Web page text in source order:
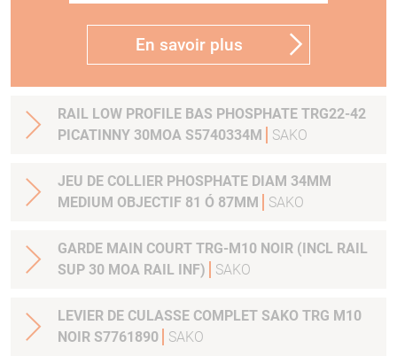
En savoir plus
RAIL LOW PROFILE BAS PHOSPHATE TRG22-42
PICATINNY 30MOA S5740334M
SAKO
JEU DE COLLIER PHOSPHATE DIAM 34MM
MEDIUM OBJECTIF 81 Ó 87MM
SAKO
GARDE MAIN COURT TRG-M10 NOIR (INCL RAIL
SUP 30 MOA RAIL INF)
SAKO
LEVIER DE CULASSE COMPLET SAKO TRG M10
NOIR S7761890
SAKO